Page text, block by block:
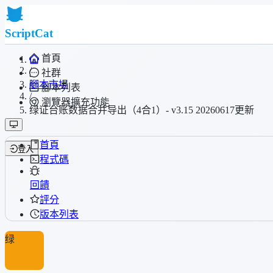
ScriptCat
首頁
社群
腳本列表
瀏覽器擴充功能
登入
/
腳本市場
/
绿证台账数据合并导出（4合1）- v3.15 20260617更新
首頁
程式碼
回饋
評分
版本列表
绿